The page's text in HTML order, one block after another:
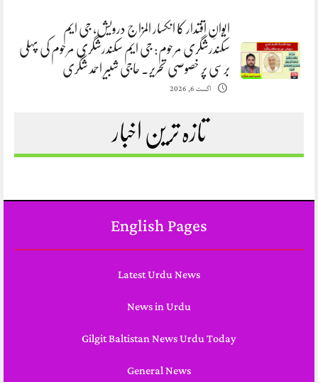
ایوانِ اقتدار کا انکسار المزاج درویش، جی ایم
سکندرشگری مرحوم: جی ایم سکندرشگری مرحوم کی پہلی
برسی پر خصوصی تحریر. حاجی شبیر احمد شگری
اگست 6, 2026
تازہ ترین اخبار
English Pages
Latest Urdu News
News in Urdu
Gilgit Baltistan News Urdu Today
General News